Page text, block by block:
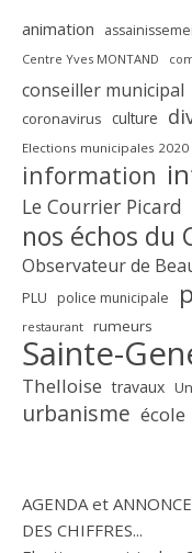
animation
Centre Yves MONTAND
conseiller municipal
coronavirus culture
Elections municipales 2020
information
Le Courrier Picard
nos échos du
Observateur de
PLU police municipale
restaurant rumeurs
Sainte-
Thelloise travaux
urbanisme école
AGENDA et
DES CHIFFRES...